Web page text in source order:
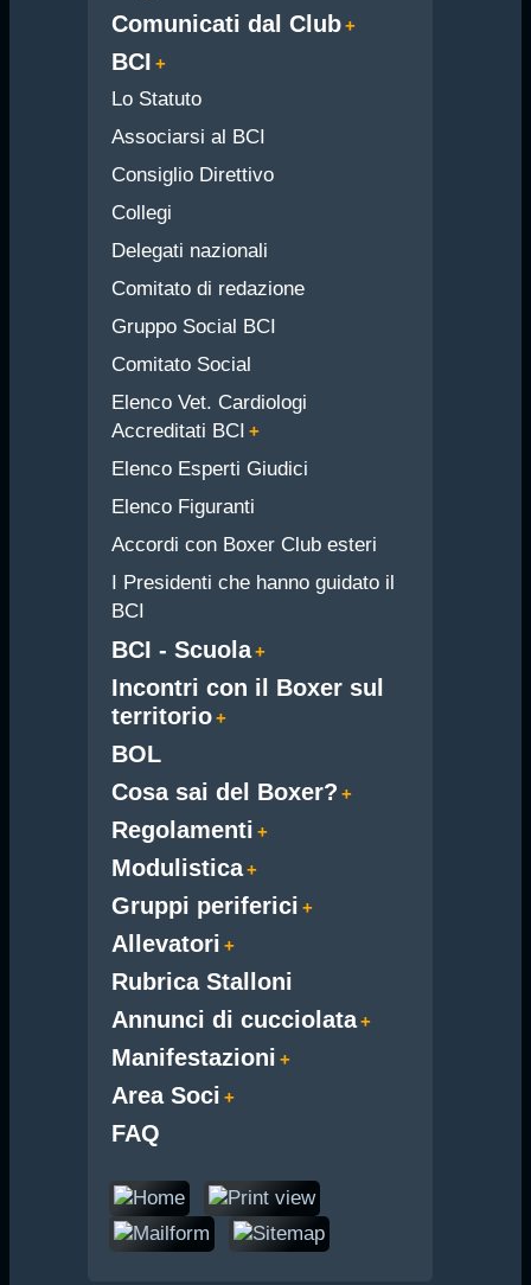
Comunicati dal Club
BCI
Lo Statuto
Associarsi al BCI
Consiglio Direttivo
Collegi
Delegati nazionali
Comitato di redazione
Gruppo Social BCI
Comitato Social
Elenco Vet. Cardiologi
Accreditati BCI
Elenco Esperti Giudici
Elenco Figuranti
Accordi con Boxer Club esteri
I Presidenti che hanno guidato il
BCI
BCI - Scuola
Incontri con il Boxer sul
territorio
BOL
Cosa sai del Boxer?
Regolamenti
Modulistica
Gruppi periferici
Allevatori
Rubrica Stalloni
Annunci di cucciolata
Manifestazioni
Area Soci
FAQ